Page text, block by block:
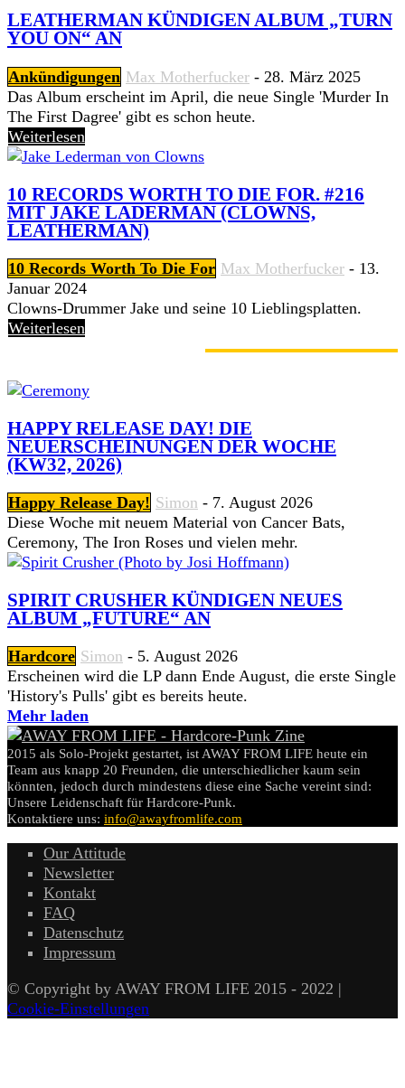
LEATHERMAN KÜNDIGEN ALBUM „TURN
YOU ON“ AN
Ankündigungen Max Motherfucker - 28. März 2025
Das Album erscheint im April, die neue Single 'Murder In
The First Dagree' gibt es schon heute.
Weiterlesen
10 RECORDS WORTH TO DIE FOR. #216
MIT JAKE LADERMAN (CLOWNS,
LEATHERMAN)
10 Records Worth To Die For Max Motherfucker - 13.
Januar 2024
Clowns-Drummer Jake und seine 10 Lieblingsplatten.
Weiterlesen
HAPPY RELEASE DAY! DIE
NEUERSCHEINUNGEN DER WOCHE
(KW32, 2026)
Happy Release Day! Simon - 7. August 2026
Diese Woche mit neuem Material von Cancer Bats,
Ceremony, The Iron Roses und vielen mehr.
SPIRIT CRUSHER KÜNDIGEN NEUES
ALBUM „FUTURE“ AN
Hardcore Simon - 5. August 2026
Erscheinen wird die LP dann Ende August, die erste Single
'History's Pulls' gibt es bereits heute.
Mehr laden
2015 als Solo-Projekt gestartet, ist AWAY FROM LIFE heute ein
Team aus knapp 20 Freunden, die unterschiedlicher kaum sein
könnten, jedoch durch mindestens diese eine Sache vereint sind:
Unsere Leidenschaft für Hardcore-Punk.
Kontaktiere uns: info@awayfromlife.com
Our Attitude
Newsletter
Kontakt
FAQ
Datenschutz
Impressum
© Copyright by AWAY FROM LIFE 2015 - 2022 |
Cookie-Einstellungen